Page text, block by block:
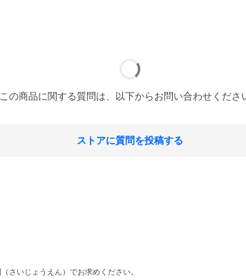
この商品に関する質問は、以下からお問い合わせくださ
ストアに質問を投稿する
さいじょうえん）でお求めください。